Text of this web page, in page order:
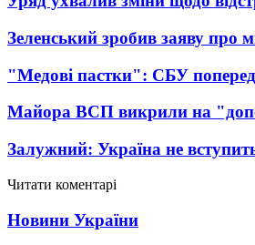
Зеленський зробив заяву про
"Медові пастки": СБУ
Майора ВСП викрили на
Залужний: Україна не
Читати коментарі
Новини України